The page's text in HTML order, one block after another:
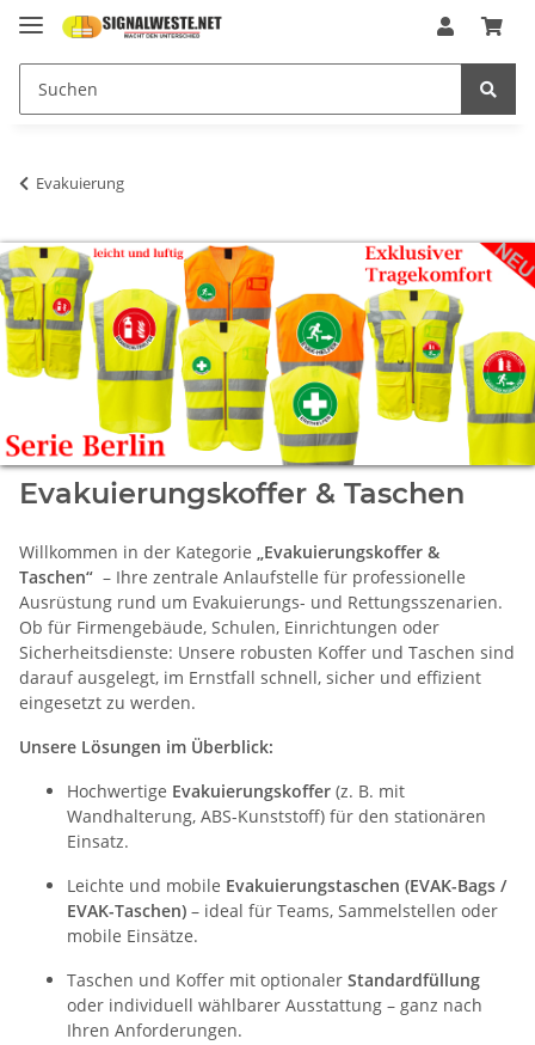
Evakuierung
Evakuierungskoffer & Taschen
Willkommen in der Kategorie „Evakuierungskoffer &
Taschen“ – Ihre zentrale Anlaufstelle für professionelle
Ausrüstung rund um Evakuierungs- und Rettungsszenarien.
Ob für Firmengebäude, Schulen, Einrichtungen oder
Sicherheitsdienste: Unsere robusten Koffer und Taschen sind
darauf ausgelegt, im Ernstfall schnell, sicher und effizient
eingesetzt zu werden.
Unsere Lösungen im Überblick:
Hochwertige Evakuierungskoffer (z. B. mit
Wandhalterung, ABS-Kunststoff) für den stationären
Einsatz.
Leichte und mobile Evakuierungstaschen (EVAK-Bags /
EVAK-Taschen) – ideal für Teams, Sammelstellen oder
mobile Einsätze.
Taschen und Koffer mit optionaler Standardfüllung
oder individuell wählbarer Ausstattung – ganz nach
Ihren Anforderungen.